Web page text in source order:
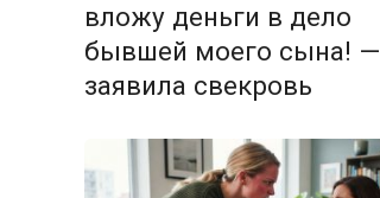
вложу деньги в дело
бывшей моего сына! —
заявила свекровь